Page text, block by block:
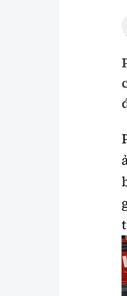
An ninh
Chất lượng